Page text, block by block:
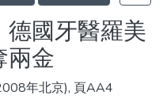
國牙醫羅美
兩金
年北京), 頁AA4